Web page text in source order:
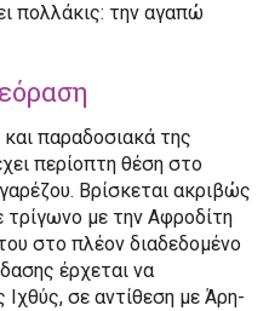
πολλάκις: την αγαπώ
παραδοσιακά της
περίοπτη θέση στο
Βρίσκεται ακριβώς
με την Αφροδίτη
στο πλέον διαδεδομένο
έρχεται να
Ιχθύς, σε αντίθεση με Άρη-